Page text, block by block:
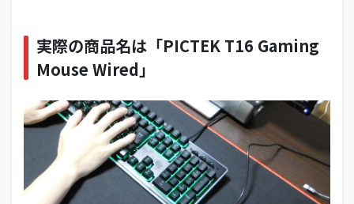
実際の商品名は「PICTEK T16 Gaming
Mouse Wired」